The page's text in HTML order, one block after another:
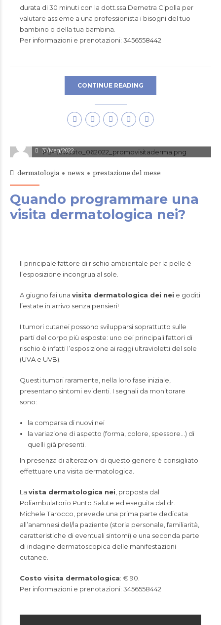
durata di 30 minuti con la dott.ssa Demetra Cipolla per
valutare assieme a una professionista i bisogni del tuo
bambino o della tua bambina.
Per informazioni e prenotazioni: 3456558442
CONTINUE READING
31/Mag/2022
dermatologia news prestazione del mese
Quando programmare una
visita dermatologica nei?
Il principale fattore di rischio ambientale per la pelle è
l’esposizione incongrua al sole.
A giugno fai una visita dermatologica dei nei e goditi
l’estate in arrivo senza pensieri!
I tumori cutanei possono svilupparsi soprattutto sulle
parti del corpo più esposte: uno dei principali fattori di
rischio è infatti l’esposizione ai raggi ultravioletti del sole
(UVA e UVB).
Questi tumori raramente, nella loro fase iniziale,
presentano sintomi evidenti. I segnali da monitorare
sono:
la comparsa di nuovi nei
la variazione di aspetto (forma, colore, spessore…) di
quelli già presenti.
In presenza di alterazioni di questo genere è consigliato
effettuare una visita dermatologica.
La vista dermatologica nei , proposta dal
Poliambulatorio Punto Salute ed eseguita dal dr.
Michele Tarocco , prevede una prima parte dedicata
all’anamnesi del/la paziente (storia personale, familiarità,
caratteristiche di eventuali sintomi) e una seconda parte
di indagine dermatoscopica delle manifestazioni
cutanee.
Costo visita dermatologica: € 90.
Per informazioni e prenotazioni: 3456558442